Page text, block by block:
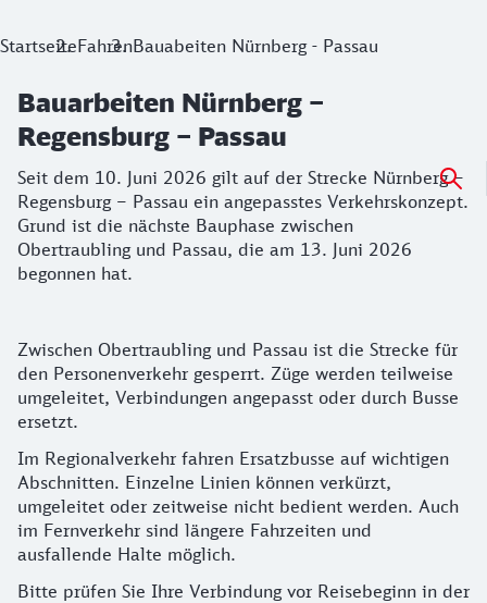
Bauarbeiten Nürnberg – Regensburg
StartseiteFahrenBauabeiten Nürnberg - Passau
Bauarbeiten Nürnberg –
Regensburg – Passau
Seit dem 10. Juni 2026 gilt auf der Strecke Nürnberg –
Regensburg – Passau ein angepasstes Verkehrskonzept.
Grund ist die nächste Bauphase zwischen
Obertraubling und Passau, die am 13. Juni 2026
begonnen hat.
Details zu den Bauarbeiten
Zwischen Obertraubling und Passau ist die Strecke für
den Personenverkehr gesperrt. Züge werden teilweise
umgeleitet, Verbindungen angepasst oder durch Busse
ersetzt.
Im Regionalverkehr fahren Ersatzbusse auf wichtigen
Abschnitten. Einzelne Linien können verkürzt,
umgeleitet oder zeitweise nicht bedient werden. Auch
im Fernverkehr sind längere Fahrzeiten und
ausfallende Halte möglich.
Bitte prüfen Sie Ihre Verbindung vor Reisebeginn in der